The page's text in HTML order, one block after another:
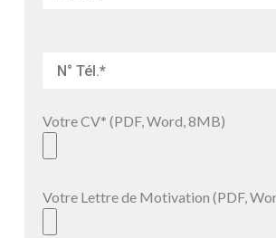
Votre CV* (PDF, Word, 8MB)
Votre Lettre de Motivation (PDF,